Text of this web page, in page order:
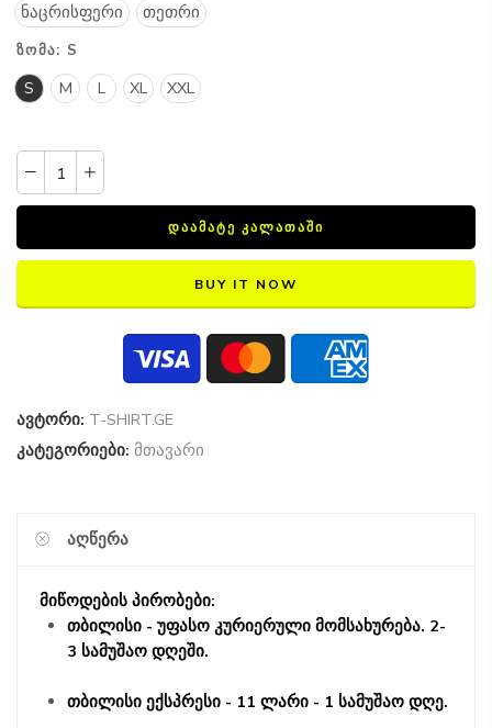
ნაცრისფერი
თეთრი
ᲖᲝᲛᲐ: S
S M L XL XXL
ᲓᲐᲐᲛᲐᲢᲔ ᲙᲐᲚᲐᲗᲐᲨᲘ
BUY IT NOW
ავტორი: T-SHIRT.GE
კატეგორიები: მთავარი
ᲐᲦᲬᲔᲠᲐ
მიწოდების პირობები:
თბილისი - უფასო კურიერული მომსახურება. 2-
3 სამუშაო დღეში.
თბილისი ექსპრესი - 11 ლარი - 1 სამუშაო დღე.